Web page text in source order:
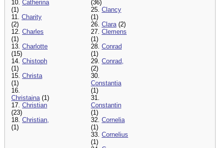
10. Catherina
(1)
11. Charity
(2)
12. Charles
(1)
13. Charlotte
(15)
14. Chistoph
(1)
15. Christa
(1)
16.
Christaina(1)
17. Christian
(23)
18. Christian,
(1)
(36)
25. Clancy
(1)
26. Clara(2)
27. Clemens
(1)
28. Conrad
(1)
29. Conrad,
(2)
30.
Constantia
(1)
31.
Constantin
(1)
32. Cornelia
(1)
33. Cornelius
(1)